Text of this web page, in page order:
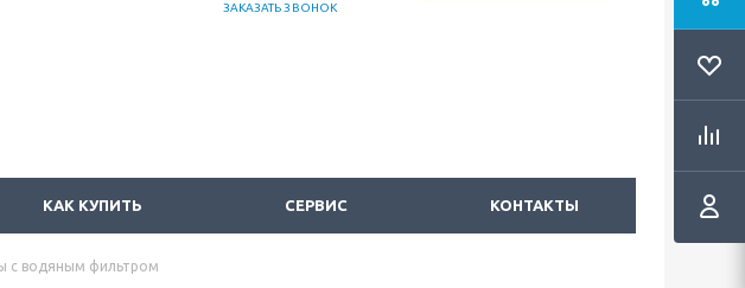
ЗАКАЗАТЬ ЗВОНОК
КАК КУПИТЬ СЕРВИС КОНТАКТЫ
с водяным фильтром